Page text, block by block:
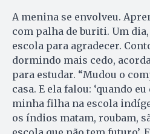
A menina se envolveu.
com palha de buriti. Um
escola para agradecer.
dormindo mais cedo,
para estudar. “Mudou o
casa. E ela falou: ‘quando
minha filha na escola
os índios matam, roubam,